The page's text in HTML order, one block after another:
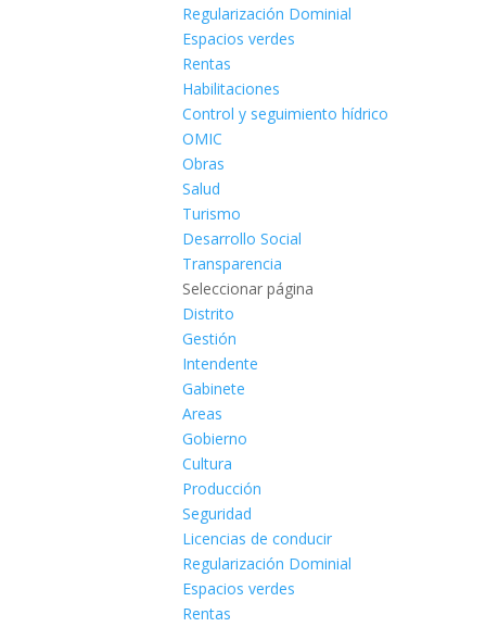
Regularización Dominial
Espacios verdes
Rentas
Habilitaciones
Control y seguimiento hídrico
OMIC
Obras
Salud
Turismo
Desarrollo Social
Transparencia
Seleccionar página
Distrito
Gestión
Intendente
Gabinete
Areas
Gobierno
Cultura
Producción
Seguridad
Licencias de conducir
Regularización Dominial
Espacios verdes
Rentas